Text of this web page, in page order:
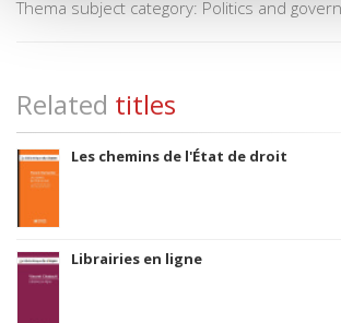
Thema subject category: Politics and
Related titles
Les chemins de l'État de droit
Librairies en ligne